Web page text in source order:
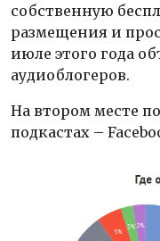
собственную
размещения и
июле этого года
аудиоблогеров.
На втором месте
подкастах –